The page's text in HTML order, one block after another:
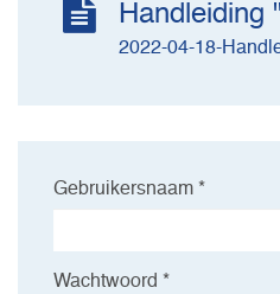
Handleiding
2022-04-18-
Gebruikersnaam *
Wachtwoord *